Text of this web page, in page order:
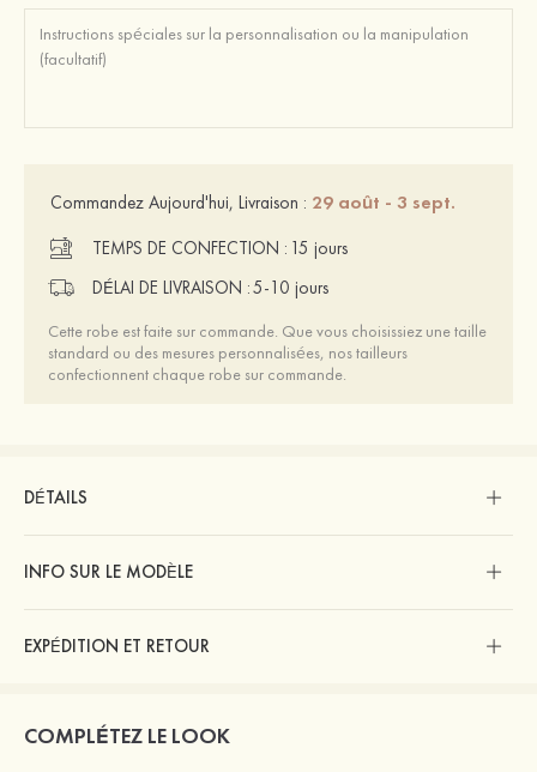
Commandez Aujourd'hui, Livraison : 29 août - 3 sept.
TEMPS DE CONFECTION : 15 jours
DÉLAI DE LIVRAISON :5-10 jours
Cette robe est faite sur commande. Que vous choisissiez une taille
standard ou des mesures personnalisées, nos tailleurs
confectionnent chaque robe sur commande.
DÉTAILS
INFO SUR LE MODÈLE
EXPÉDITION ET RETOUR
COMPLÉTEZ LE LOOK